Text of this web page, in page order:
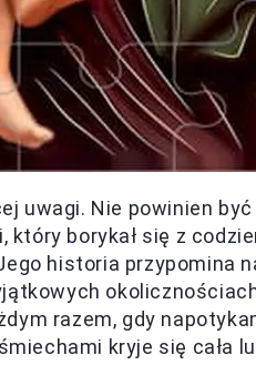
uwagi. Nie powinien
który borykał się z
historia przypomina
razem, gdy
kryje się cała